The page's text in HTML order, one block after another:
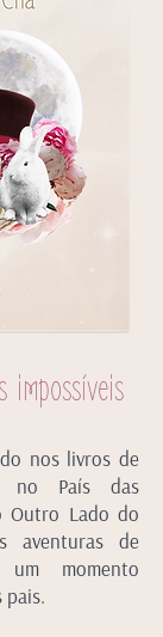
nos livros de
no País das
Outro Lado do
aventuras de
momento
pais.